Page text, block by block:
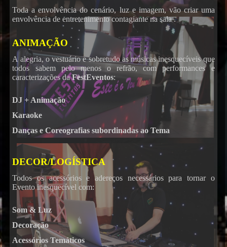
Toda a envolvência do cenário, luz e imagem, vão criar uma
envolvência de entretenimento contagiante na sala .
ANIMAÇÃO
A alegria, o vestuário e sobretudo as músicas inesquecíveis que
todos sabem pelo menos o refrão, com performances e
caracterizações daFestEventos:
DJ + Animação
Karaoke
Danças e Coreografias subordinadas ao Tema
DECOR/LOGÍSTICA
Todos os acessórios e adereços necessários para tornar o
Evento inesquecível com:
Som & Luz
Decoração
Acessórios Temáticos